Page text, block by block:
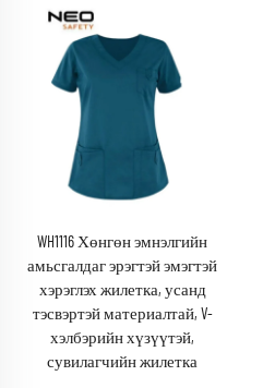
WH1116 Хөнгөн эмнэлгийн
амьсгалдаг эрэгтэй эмэгтэй
хэрэглэх жилетка, усанд
тэсвэртэй материалтай, V-
хэлбэрийн хүзүүтэй,
сувилагчийн жилетка